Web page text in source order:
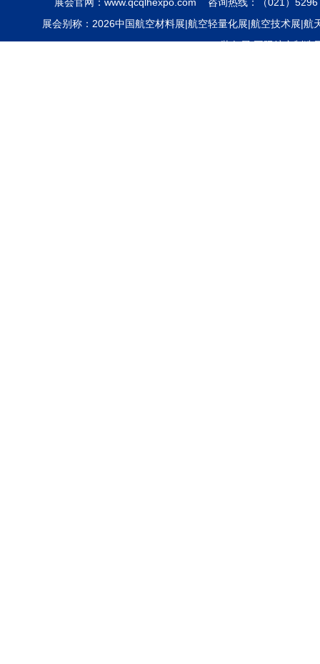
展会别称：2026中国航空材料展|航空轻量化展|航空技术展|航天
装备展|国际航空制造